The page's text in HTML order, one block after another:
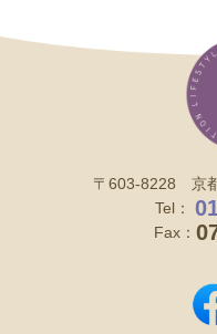
〒603-8228 京
Tel：
Fax：